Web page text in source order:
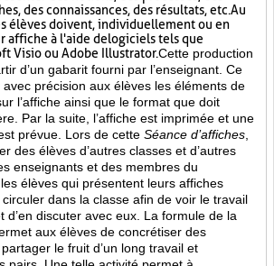
des connaissances, des résultats, etc. Au
élèves doivent, individuellement ou en
affiche à l'aide de logiciels tels que
Visio ou Adobe Illustrator.Cette production
d’un gabarit fourni par l’enseignant. Ce
précision aux élèves les éléments de
l’affiche ainsi que le format que doit
Par la suite, l’affiche est imprimée et une
prévue. Lors de cette Séance d’affiches
des élèves d’autres classes et d’autres
enseignants et des membres du
élèves qui présentent leurs affiches
dans la classe afin de voir le travail
d’en discuter avec eux. La formule de la
aux élèves de concrétiser des
le fruit d’un long travail et